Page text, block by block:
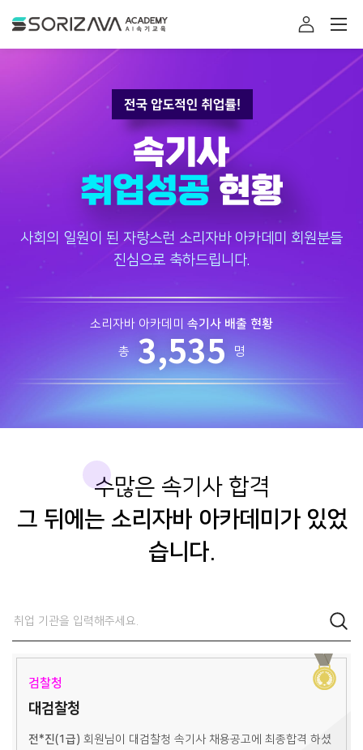
로그인
사회의 일원이 된 자랑스런 소리자바 아카데미 회원분들
진심으로 축하드립니다.
소리자바 아카데미 속기사 배출 현황
총 3,535 명
수많은 속기사 합격
그 뒤에는 소리자바 아카데미가 있었
습니다.
검찰청
대검찰청
전*진(1급) 회원님이 대검찰청 속기사 채용공고에 최종합격 하셨